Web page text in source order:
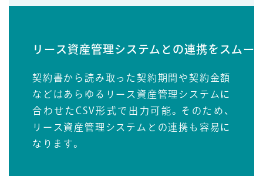
リース資産管理システムとの連携を スムー
契約書から読み取った契約期間や契約金額
などはあらゆるリース資産管理システムに
合わせたCSV形式で出力可能。そのため、
リース資産管理システムとの連携も容易に
なります。